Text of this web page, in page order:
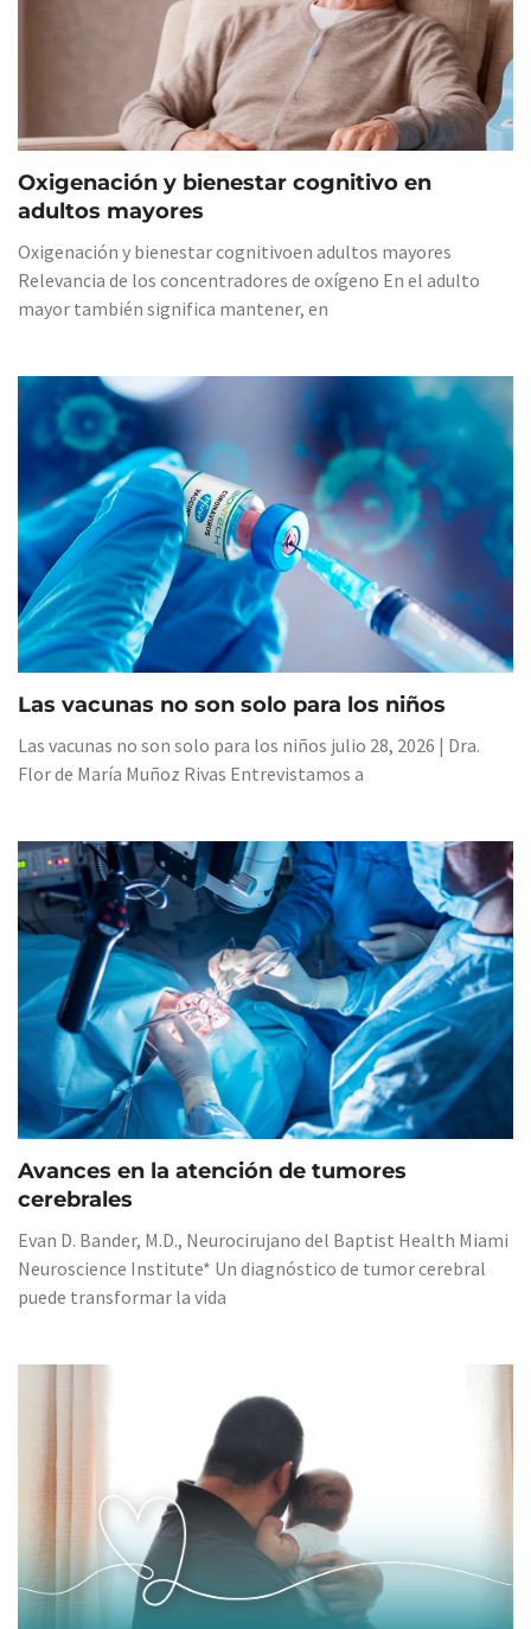
Oxigenación y bienestar cognitivo en
adultos mayores
Oxigenación y bienestar cognitivoen adultos mayores
Relevancia de los concentradores de oxígeno En el adulto
mayor también significa mantener, en
Las vacunas no son solo para los niños
Las vacunas no son solo para los niños julio 28, 2026 | Dra.
Flor de María Muñoz Rivas Entrevistamos a
Avances en la atención de tumores
cerebrales
Evan D. Bander, M.D., Neurocirujano del Baptist Health Miami
Neuroscience Institute* Un diagnóstico de tumor cerebral
puede transformar la vida